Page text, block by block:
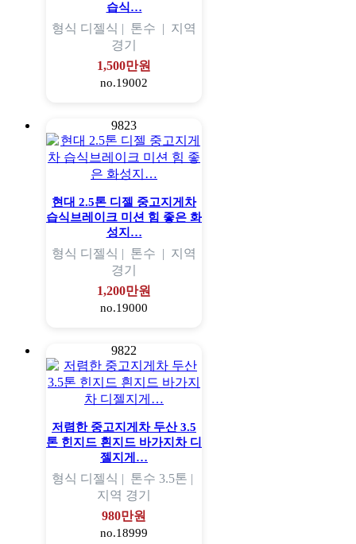
습식…
형식 디젤식 | 톤수 | 지역
경기
1,500만원
no.19002
9823
현대 2.5톤 디젤 중고지게차
습식브레이크 미션 힘 좋은 화
성지…
형식 디젤식 | 톤수 | 지역
경기
1,200만원
no.19000
9822
저렴한 중고지게차 두산 3.5
톤 힌지드 흰지드 바가지차 디
젤지게…
형식 디젤식 | 톤수 3.5톤 |
지역 경기
980만원
no.18999